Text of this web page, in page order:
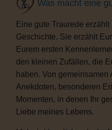
Was macht eine
Eine gute Traurede
Geschichte. Sie erzählt
Eurem ersten
den kleinen Zufällen, die
haben. Von gemeinsamen
Anekdoten, besonderen
Momenten, in denen Ihr
Liebe meines Lebens.